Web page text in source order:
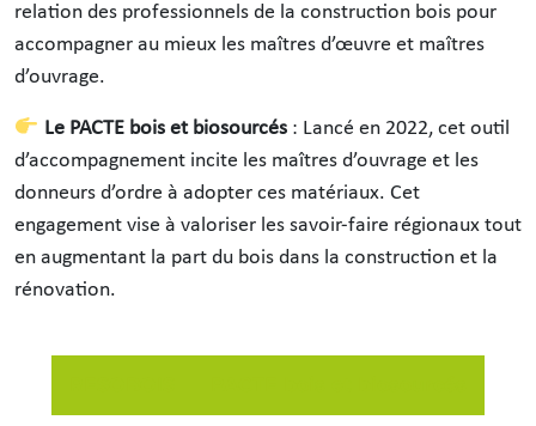
relation des professionnels de la construction bois pour
accompagner au mieux les maîtres d’œuvre et maîtres
d’ouvrage.
Le PACTE bois et biosourcés : Lancé en 2022, cet outil
d’accompagnement incite les maîtres d’ouvrage et les
donneurs d’ordre à adopter ces matériaux. Cet
engagement vise à valoriser les savoir-faire régionaux tout
en augmentant la part du bois dans la construction et la
rénovation.